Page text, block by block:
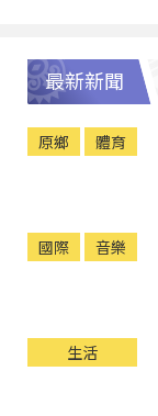
最新新聞
原鄉 體育
國際 音樂
生活